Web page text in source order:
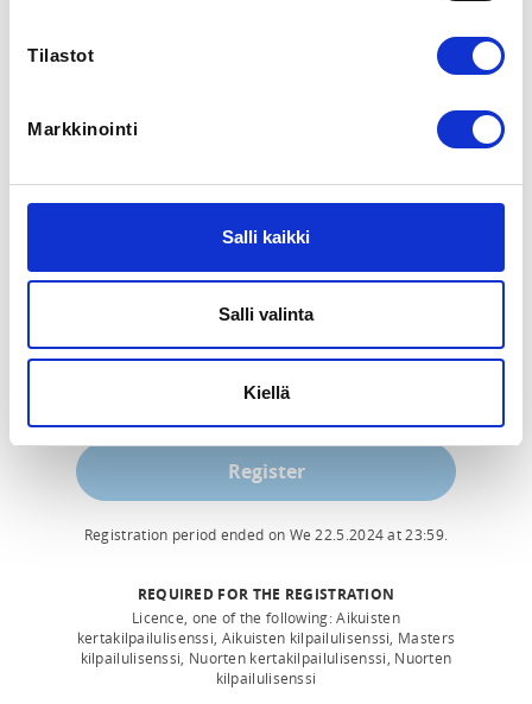
Tilastot
Markkinointi
Salli kaikki
Salli valinta
Kiellä
Sarjat, tulosrajat:  Kaikki naisten ja miesten sarjat,
Osanottomaksu 25 € , Puntti-Karhujen jäsenille
Yhteyshenkilö:  Mika Vallinen
Osallistumismaksu maksetaan Puntti-Karhujen tilille (
FI79 4108 0012 2268 77 ) viimeistään 22.5.2024
Register
Registration period ended on We 22.5.2024at23:59.
REQUIRED FOR THE REGISTRATION
Licence, one of the following: Aikuisten
kertakilpailulisenssi, Aikuisten kilpailulisenssi, Masters
kilpailulisenssi, Nuorten kertakilpailulisenssi, Nuorten
kilpailulisenssi